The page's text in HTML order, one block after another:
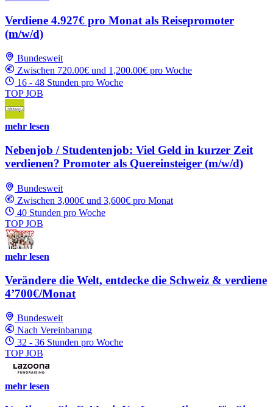
Verdiene 4.927€ pro Monat als Reisepromoter
(m/w/d)
Bundesweit
Zwischen 720.00€ und 1,200.00€ pro Woche
16 - 48 Stunden pro Woche
TOP JOB
mehr lesen
Nebenjob / Studentenjob: Viel Geld in kurzer Zeit
verdienen? Promoter als Quereinsteiger (m/w/d)
Bundesweit
Zwischen 3,000€ und 3,600€ pro Monat
40 Stunden pro Woche
TOP JOB
mehr lesen
Verändere die Welt, entdecke die Schweiz & verdiene
4’700€/Monat
Bundesweit
Nach Vereinbarung
32 - 36 Stunden pro Woche
TOP JOB
mehr lesen